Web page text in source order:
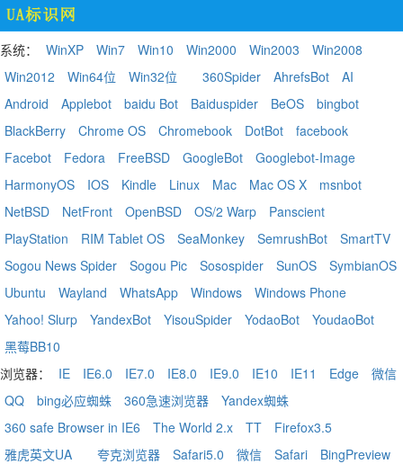
系统： WinXP Win7 Win10 Win2000 Win2003
Win2008
Win2012
Win64位 Win32位 360Spider AhrefsBot
AI
Android
Applebot baidu Bot Baiduspider BeOS
bingbot
BlackBerry
Chrome OS Chromebook DotBot
facebook
Facebot
Fedora FreeBSD GoogleBot
Googlebot-Image
HarmonyOS
IOS Kindle Linux Mac Mac OS X
msnbot
NetBSD
NetFront OpenBSD OS/2 Warp
Panscient
PlayStation
RIM Tablet OS SeaMonkey SemrushBot
SmartTV
Sogou News Spider
Sogou Pic Sosospider SunOS
SymbianOS
Ubuntu
Wayland WhatsApp Windows
Windows Phone
Yahoo! Slurp
YandexBot YisouSpider YodaoBot
YoudaoBot
黑莓BB10
浏览器：
IE IE6.0 IE7.0 IE8.0 IE9.0 IE10 IE11 Edge
微信
QQ
bing必应蜘蛛 360急速浏览器
Yandex蜘蛛
360 safe Browser in IE6
The World 2.x TT
Firefox3.5
雅虎英文UA
夸克浏览器 Safari5.0 微信 Safari
BingPreview